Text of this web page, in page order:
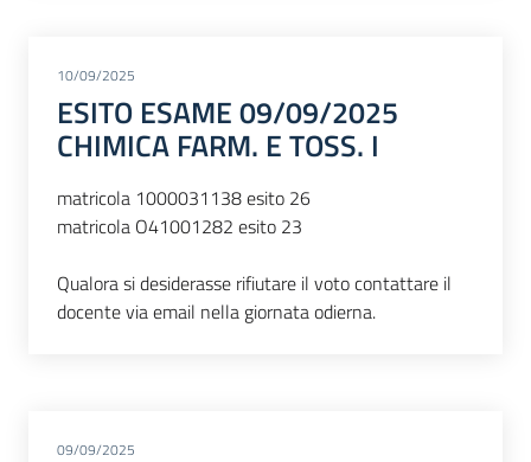
10/09/2025
ESITO ESAME 09/09/2025
CHIMICA FARM. E TOSS. I
matricola 1000031138 esito 26
matricola O41001282 esito 23
Qualora si desiderasse rifiutare il voto contattare il
docente via email nella giornata odierna.
09/09/2025